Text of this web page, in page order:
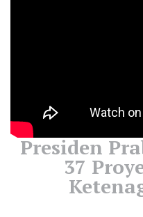
Presiden
37